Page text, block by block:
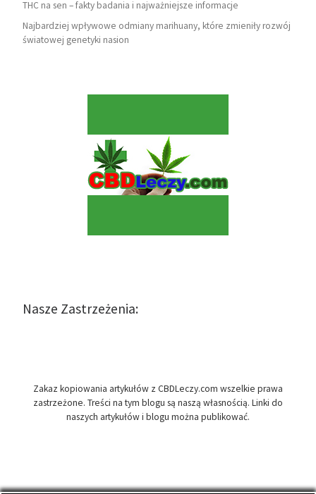
THC na sen – fakty badania i najważniejsze informacje
Najbardziej wpływowe odmiany marihuany, które zmieniły rozwój
światowej genetyki nasion
Nasze Zastrzeżenia:
Zakaz kopiowania artykułów z CBDLeczy.com wszelkie prawa
zastrzeżone. Treści na tym blogu są naszą własnością. Linki do
naszych artykułów i blogu można publikować.